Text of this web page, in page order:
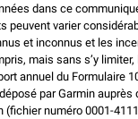
dans ce
peuvent varier
et inconnus et les
mais sans s’y
annuel du Formulaire
par Garmin auprès
(fichier numéro 0001-